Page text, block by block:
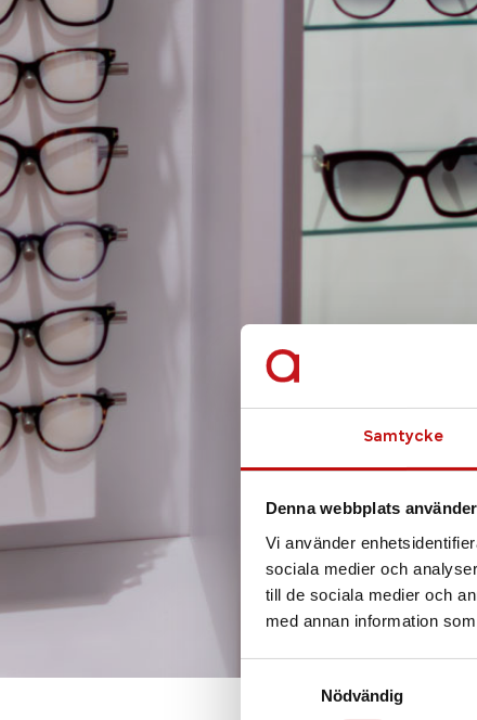
Samtycke
Denna webbplats
Vi använder
sociala medier och
till de sociala medier och
med annan information
Nödvändig